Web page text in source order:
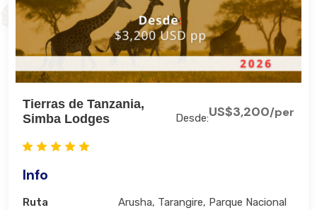
Tierras de Tanzania,
Simba Lodges
Desde:US$3,200/per
Info
Ruta
Arusha, Tarangire, Parque Nacional